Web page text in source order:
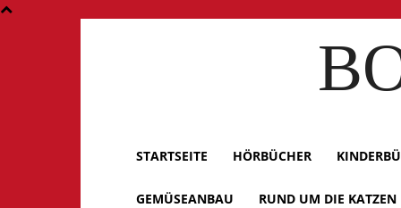
STARTSEITE HÖRBÜCHER
GEMÜSEANBAU RUND UM DIE KATZEN